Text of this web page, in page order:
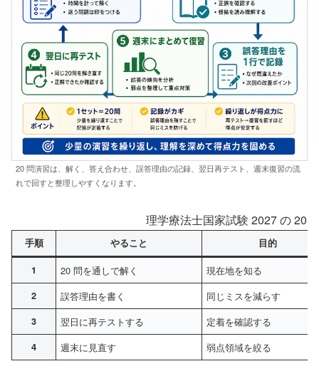
20 問演習は、解く、答え合わせ、誤答理由の記録、翌日再テスト、週末復習の流
れで回すと整理しやすくなります。
理学療法士国家試験 2027 の 20
手順 やること 目的
1 20 問を通しで解く 現在地を知る
2 誤答理由を書く 同じミスを減らす
3 翌日に再テストする 定着を確認する
4 週末に見直す 弱点領域を絞る